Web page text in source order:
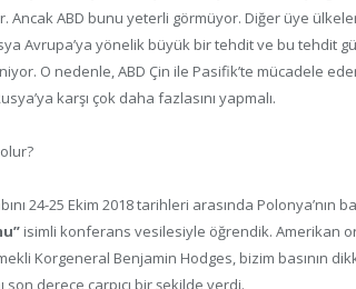
Ancak ABD bunu yeterli görmüyor. Diğer üye
Avrupa’ya yönelik büyük bir tehdit ve bu tehdit
O nedenle, ABD Çin ile Pasifik’te mücadele
karşı çok daha fazlasını yapmalı.
24-25 Ekim 2018 tarihleri arasında Polonya’nın
isimli konferans vesilesiyle öğrendik. Amerikan
Korgeneral Benjamin Hodges, bizim basının
son derece çarpıcı bir şekilde verdi.